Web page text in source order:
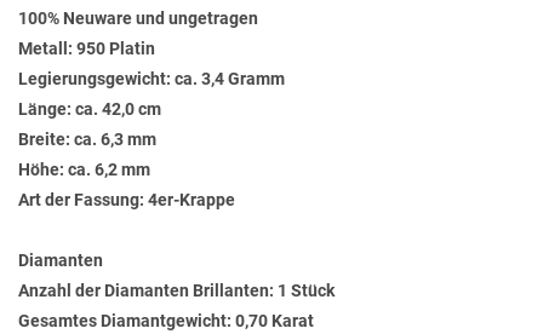
100% Neuware und ungetragen
Metall: 950 Platin
Legierungsgewicht: ca. 3,4 Gramm
Länge: ca. 42,0 cm
Breite: ca. 6,3 mm
Höhe: ca. 6,2 mm
Art der Fassung: 4er-Krappe
Diamanten
Anzahl der Diamanten Brillanten: 1 Stück
Gesamtes Diamantgewicht: 0,70 Karat